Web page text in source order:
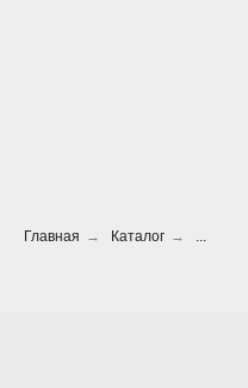
Главная → Каталог → ...